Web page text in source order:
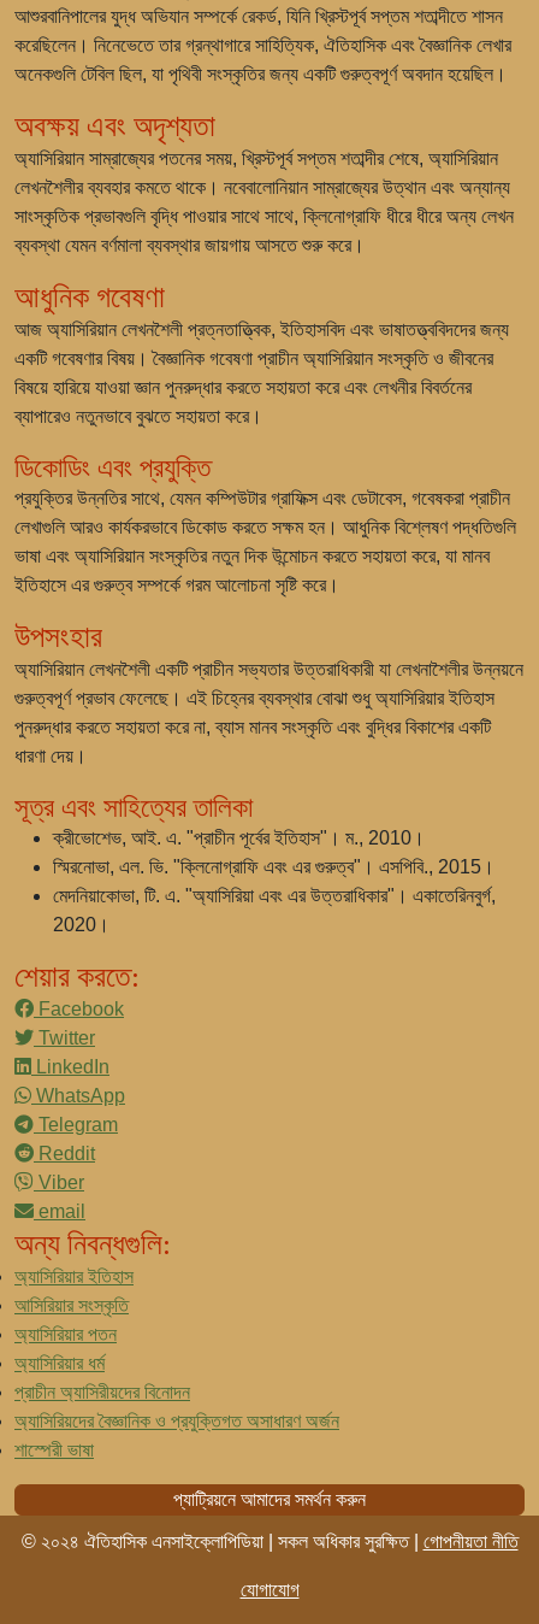
আশুরবানিপালের যুদ্ধ অভিযান সম্পর্কে রেকর্ড, যিনি খ্রিস্টপূর্ব সপ্তম শতাব্দীতে শাসন
করেছিলেন। নিনেভেতে তার গ্রন্থাগারে সাহিত্যিক, ঐতিহাসিক এবং বৈজ্ঞানিক লেখার
অনেকগুলি টেবিল ছিল, যা পৃথিবী সংস্কৃতির জন্য একটি গুরুত্বপূর্ণ অবদান হয়েছিল।
অবক্ষয় এবং অদৃশ্যতা
অ্যাসিরিয়ান সাম্রাজ্যের পতনের সময়, খ্রিস্টপূর্ব সপ্তম শতাব্দীর শেষে, অ্যাসিরিয়ান
লেখনশৈলীর ব্যবহার কমতে থাকে। নবেবালোনিয়ান সাম্রাজ্যের উত্থান এবং অন্যান্য
সাংস্কৃতিক প্রভাবগুলি বৃদ্ধি পাওয়ার সাথে সাথে, ক্লিনোগ্রাফি ধীরে ধীরে অন্য লেখন
ব্যবস্থা যেমন বর্ণমালা ব্যবস্থার জায়গায় আসতে শুরু করে।
আধুনিক গবেষণা
আজ অ্যাসিরিয়ান লেখনশৈলী প্রত্নতাত্ত্বিক, ইতিহাসবিদ এবং ভাষাতত্ত্ববিদদের জন্য
একটি গবেষণার বিষয়। বৈজ্ঞানিক গবেষণা প্রাচীন অ্যাসিরিয়ান সংস্কৃতি ও জীবনের
বিষয়ে হারিয়ে যাওয়া জ্ঞান পুনরুদ্ধার করতে সহায়তা করে এবং লেখনীর বিবর্তনের
ব্যাপারেও নতুনভাবে বুঝতে সহায়তা করে।
ডিকোডিং এবং প্রযুক্তি
প্রযুক্তির উন্নতির সাথে, যেমন কম্পিউটার গ্রাফিক্স এবং ডেটাবেস, গবেষকরা প্রাচীন
লেখাগুলি আরও কার্যকরভাবে ডিকোড করতে সক্ষম হন। আধুনিক বিশ্লেষণ পদ্ধতিগুলি
ভাষা এবং অ্যাসিরিয়ান সংস্কৃতির নতুন দিক উন্মোচন করতে সহায়তা করে, যা মানব
ইতিহাসে এর গুরুত্ব সম্পর্কে গরম আলোচনা সৃষ্টি করে।
উপসংহার
অ্যাসিরিয়ান লেখনশৈলী একটি প্রাচীন সভ্যতার উত্তরাধিকারী যা লেখনাশৈলীর উন্নয়নে
গুরুত্বপূর্ণ প্রভাব ফেলেছে। এই চিহ্নের ব্যবস্থার বোঝা শুধু অ্যাসিরিয়ার ইতিহাস
পুনরুদ্ধার করতে সহায়তা করে না, ব্যাস মানব সংস্কৃতি এবং বুদ্ধির বিকাশের একটি
ধারণা দেয়।
সূত্র এবং সাহিত্যের তালিকা
ক্রীভোশেভ, আই. এ. "প্রাচীন পূর্বের ইতিহাস"। ম., 2010।
স্মিরনোভা, এল. ভি. "ক্লিনোগ্রাফি এবং এর গুরুত্ব"। এসপিবি., 2015।
মেদনিয়াকোভা, টি. এ. "অ্যাসিরিয়া এবং এর উত্তরাধিকার"। একাতেরিনবুর্গ,
2020।
শেয়ার করতে:
Facebook
Twitter
LinkedIn
WhatsApp
Telegram
Reddit
Viber
email
অন্য নিবন্ধগুলি:
অ্যাসিরিয়ার ইতিহাস
আসিরিয়ার সংস্কৃতি
অ্যাসিরিয়ার পতন
অ্যাসিরিয়ার ধর্ম
প্রাচীন অ্যাসিরীয়দের বিনোদন
অ্যাসিরিয়দের বৈজ্ঞানিক ও প্রযুক্তিগত অসাধারণ অর্জন
শাস্পেরী ভাষা
প্যাট্রিয়নে আমাদের সমর্থন করুন
© ২০২৪ ঐতিহাসিক এনসাইক্লোপিডিয়া | সকল অধিকার সুরক্ষিত | গোপনীয়তা নীতি
যোগাযোগ